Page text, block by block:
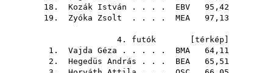
18. Kozák István . . . . EBV 95,42
19. Zyóka Zsolt . . . . MEA 97,13
4. futók [ térkép
1. Vajda Géza . . . . . BMA 64,11
2. Hegedüs András . . . BEA 65,51